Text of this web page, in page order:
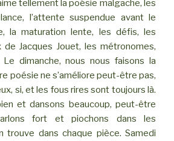
tellement la poésie malgache, les
l’attente suspendue avant le
la maturation lente, les défis, les
de Jacques Jouet, les métronomes,
dimanche, nous nous faisons la
poésie ne s’améliore peut-être pas,
si, et les fous rires sont toujours là.
et dansons beaucoup, peut-être
fort et piochons dans les
trouve dans chaque pièce. Samedi